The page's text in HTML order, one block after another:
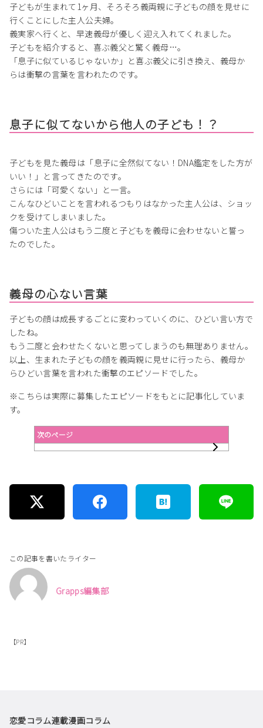
子どもが生まれて1ヶ月、そろそろ義両親に子どもの顔を見せに
行くことにした主人公夫婦。
義実家へ行くと、早速義母が優しく迎え入れてくれました。
子どもを紹介すると、喜ぶ義父と驚く義母…。
「息子に似ているじゃないか」と喜ぶ義父に引き換え、義母か
らは衝撃の言葉を言われたのです。
息子に似てないから他人の子ども！？
子どもを見た義母は「息子に全然似てない！DNA鑑定をした方が
いい！」と言ってきたのです。
さらには「可愛くない」と一言。
こんなひどいことを言われるつもりはなかった主人公は、ショッ
クを受けてしまいました。
傷ついた主人公はもう二度と子どもを義母に会わせないと誓っ
たのでした。
義母の心ない言葉
子どもの顔は成長するごとに変わっていくのに、ひどい言い方で
したね。
もう二度と会わせたくないと思ってしまうのも無理ありません。
以上、生まれた子どもの顔を義両親に見せに行ったら、義母か
らひどい言葉を言われた衝撃のエピソードでした。
※こちらは実際に募集したエピソードをもとに記事化していま
す。
次のページ
この記事を書いたライター
Grapps編集部
【PR】
恋愛コラム連載漫画コラム